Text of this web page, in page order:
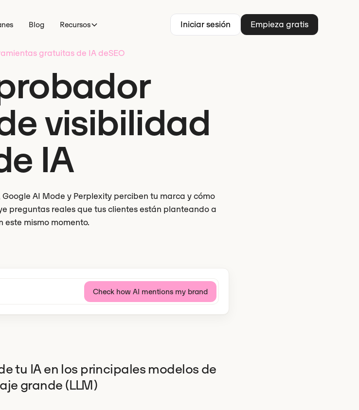
Blog Recursos Iniciar sesión Empieza gratis
gratuitas de IA deSEO
visibilidad
IA
Google AI Mode y Perplexity perciben tu marca y cómo
preguntas reales que tus clientes están planteando a
este mismo momento.
tu IA en los principales modelos de
grande (LLM)